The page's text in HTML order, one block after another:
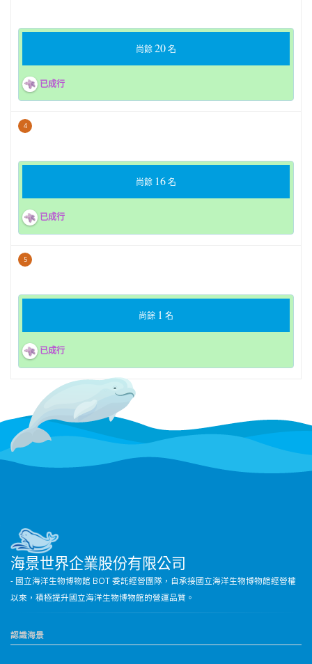
尚餘20名
已成行
4
尚餘 16名
已成行
5
尚餘 1 名
已成行
海景世界企業股份有限公司
- 國立海洋生物博物館 BOT 委託經營團隊，自承接國立海洋生物博物館經營權
以來，積極提升國立海洋生物博物館的營運品質。
認識海景